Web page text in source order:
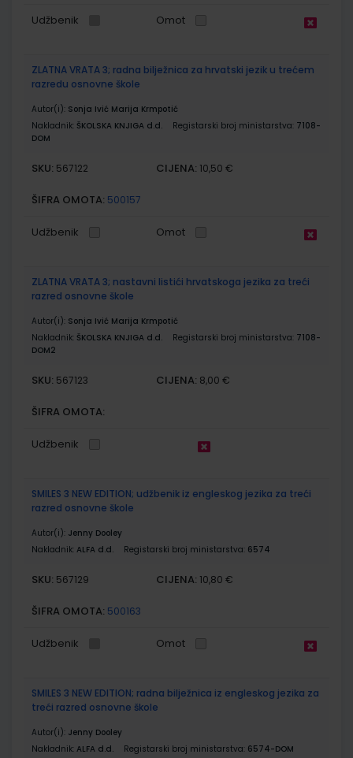
Udžbenik Omot
ZLATNA VRATA 3; radna bilježnica za hrvatski jezik u trećem
razredu osnovne škole
Autor(i): Sonja Ivić Marija Krmpotić
Nakladnik: ŠKOLSKA KNJIGA d.d. Registarski broj ministarstva: 7108-
DOM
SKU: 567122 CIJENA: 10,50 €
ŠIFRA OMOTA: 500157
Udžbenik Omot
ZLATNA VRATA 3; nastavni listići hrvatskoga jezika za treći
razred osnovne škole
Autor(i): Sonja Ivić Marija Krmpotić
Nakladnik: ŠKOLSKA KNJIGA d.d. Registarski broj ministarstva: 7108-
DOM2
SKU: 567123 CIJENA: 8,00 €
ŠIFRA OMOTA:
Udžbenik
SMILES 3 NEW EDITION; udžbenik iz engleskog jezika za treći
razred osnovne škole
Autor(i): Jenny Dooley
Nakladnik: ALFA d.d. Registarski broj ministarstva: 6574
SKU: 567129 CIJENA: 10,80 €
ŠIFRA OMOTA: 500163
Udžbenik Omot
SMILES 3 NEW EDITION; radna bilježnica iz engleskog jezika za
treći razred osnovne škole
Autor(i): Jenny Dooley
Nakladnik: ALFA d.d. Registarski broj ministarstva: 6574-DOM